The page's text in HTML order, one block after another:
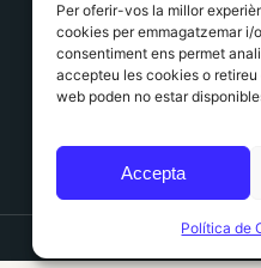
Per oferir-vos la millor
cookies per emmagatzemar i/
consentiment ens permet
accepteu les cookies o
web poden no estar
Accepta
Política de